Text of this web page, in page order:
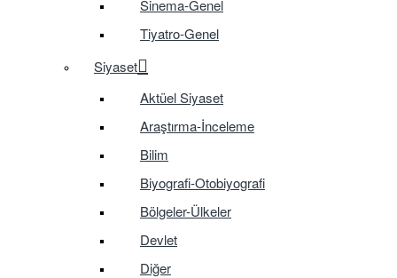
Sinema-Genel
Tiyatro-Genel
Siyaset
Aktüel Siyaset
Araştırma-İnceleme
Bilim
Biyografi-Otobiyografi
Bölgeler-Ülkeler
Devlet
Diğer